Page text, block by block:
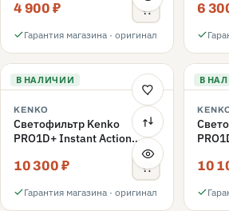
4 900 ₽
Гарантия магазина · оригинал
6
В НАЛИЧИИ
KENKO
Светофильтр Kenko
PRO1D+ Instant Action
Variable NDX3-450+C-PLS
переменной плотности
10 300 ₽
Гарантия магазина · оригинал
В
10